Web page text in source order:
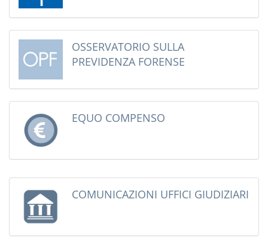
OSSERVATORIO SULLA
PREVIDENZA FORENSE
EQUO COMPENSO
COMUNICAZIONI UFFICI GIUDIZIARI